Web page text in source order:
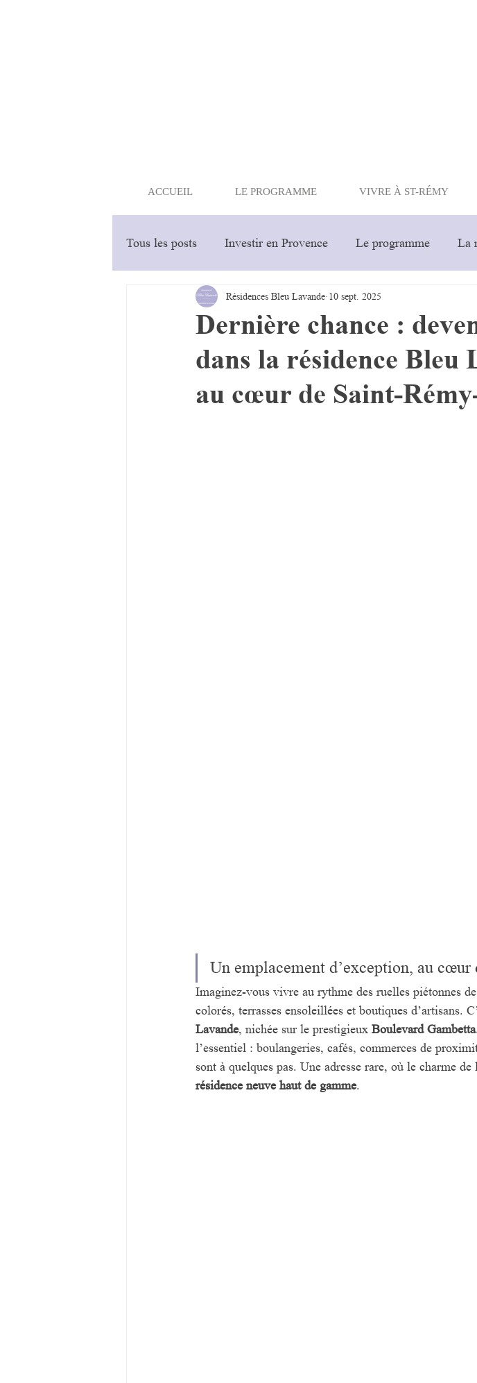
ACCUEIL LE PROGRAMME VIVRE À ST-RÉMY
Tous les posts Investir en Provence Le programme La
Dernière chance :
dans la résidence Bleu
au cœur de Saint-
Résidences Bleu Lavande 10 sept. 2025
Un emplacement d’exception, au
Imaginez-vous vivre au rythme des ruelles piétonnes
colorés, terrasses ensoleillées et boutiques d’artisans.
Lavande, nichée sur le prestigieux Boulevard Gambetta
l’essentiel : boulangeries, cafés, commerces de
sont à quelques pas. Une adresse rare, où le charme
résidence neuve haut de gamme.